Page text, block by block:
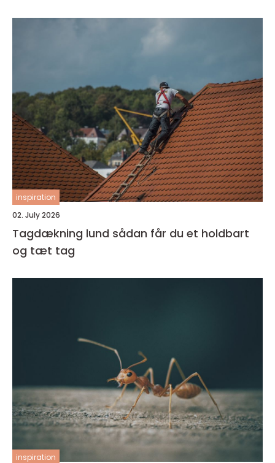
inspiration
02. July 2026
Tagdækning lund sådan får du et holdbart
og tæt tag
inspiration